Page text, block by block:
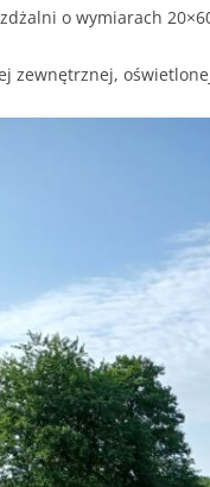
o wymiarach
zewnętrznej,